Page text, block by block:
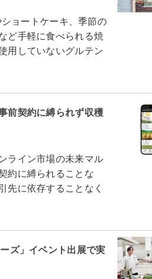
ョートケーキ、季節の
ど手軽に食べられる焼
用していないグルテン
前契約に縛られず収穫
ライン市場の未来マル
約に縛られることな
先に依存することなく
ズ」イベント出展で実